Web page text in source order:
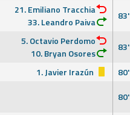
21. Emiliano Tracchia
33. Leandro Paiva
83'
5. Octavio Perdomo
10. Bryan Osores
83'
1. Javier Irazún
80'
80'